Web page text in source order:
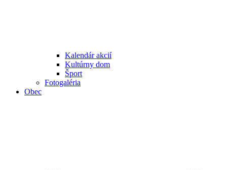
Kalendár akcií
Kultúrny dom
Šport
Fotogaléria
Obec